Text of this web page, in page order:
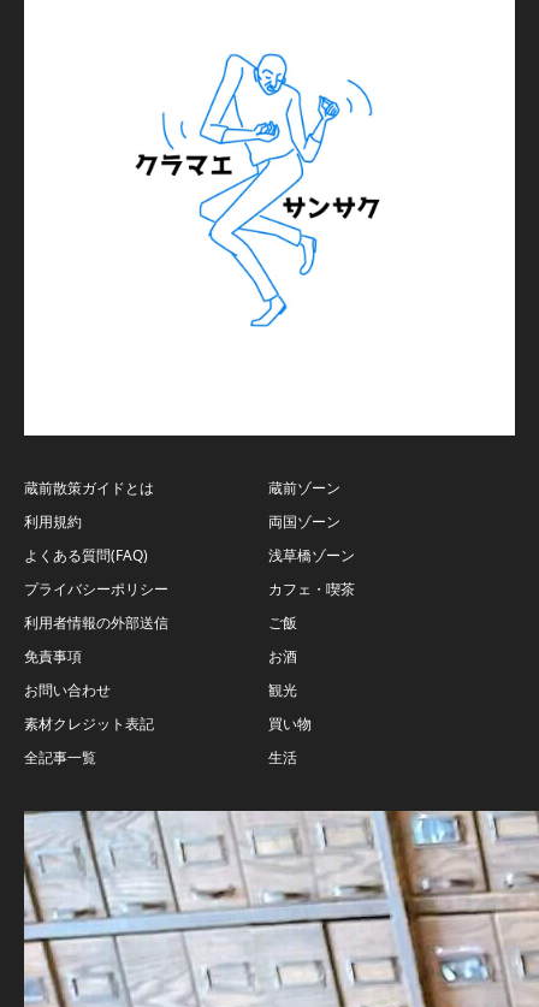
蔵前散策ガイドとは
利用規約
よくある質問(FAQ)
プライバシーポリシー
利用者情報の外部送信
免責事項
お問い合わせ
素材クレジット表記
全記事一覧
蔵前ゾーン
両国ゾーン
浅草橋ゾーン
カフェ・喫茶
ご飯
お酒
観光
買い物
生活